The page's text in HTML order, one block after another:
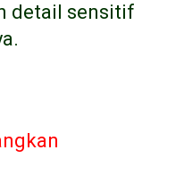
detail sensitif